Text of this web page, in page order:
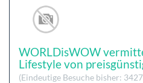
WORLDisWOW
Lifestyle von
(Eindeutige Besuche bisher: